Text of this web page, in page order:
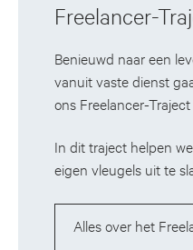
Freelancer-
Benieuwd naar een
vanuit vaste dienst
ons Freelancer-
In dit traject helpen
eigen vleugels uit te
Alles over het